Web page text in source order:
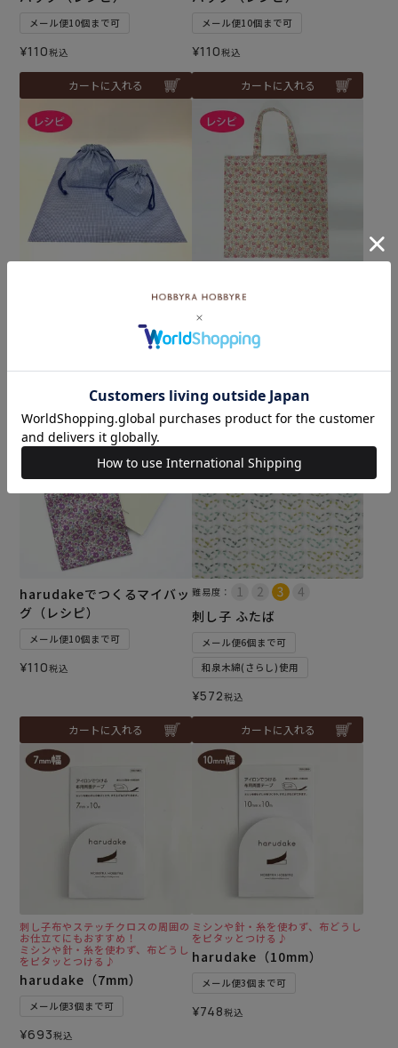
メール便10個まで可
¥110税込
カートに入れる
メール便10個まで可
¥110税込
カートに入れる
カートに入れる
バッグ（レシピ）
メール便10個まで可
カートに入れる
harudakeでつくるマイバッ
グ（レシピ）
メール便10個まで可
¥110税込
カートに入れる
難易度：
刺し子 ふたば
メール便6個まで可
和泉木綿(さらし)使用
¥572税込
カートに入れる
刺し子布やステッチクロスの周囲の
お仕立てにもおすすめ！
ミシンや針・糸を使わず、布どうし
をピタッとつける♪
harudake（7mm）
メール便3個まで可
¥693税込
ミシンや針・糸を使わず、布どうし
をピタッとつける♪
harudake（10mm）
メール便3個まで可
¥748税込